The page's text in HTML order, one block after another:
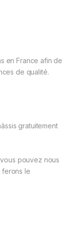
en France afin de
de qualité.
gratuitement
pouvez nous
ferons le